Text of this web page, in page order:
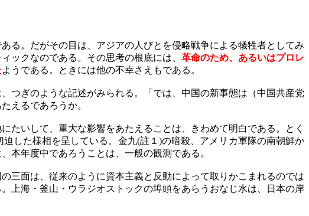
る。だがその目は、アジアの人びとを侵略戦争による犠牲者としてみ
ックなのである。その思考の根底には、 革命のため、あるいはプロレ
ようである。ときには他の不幸さえもである。
つぎのような記述がみられる。「では、中国の新事態は（中国共産党
えるであろうか。
いして、重大な影響をあたえることは、きわめて明白である。とく
した様相を呈している。金九(註１ )の暗殺、アメリカ軍隊の南朝鮮か
本年度中であろうことは、一般の観測である。
三面は、従来のように資本主義と反動によって取りかこまれるのでは
上海・釜山・ウラジオストックの埠頭をあらうおなじ水は、日本の岸